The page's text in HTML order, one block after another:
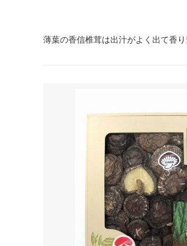
薄葉の香信椎茸は出汁がよく出て香